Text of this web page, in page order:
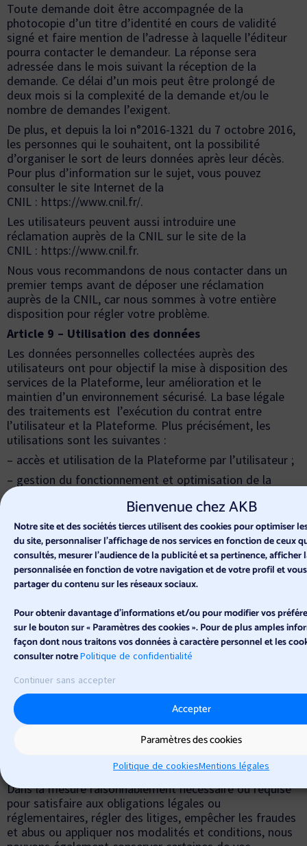
Bienvenue chez AKB
Notre site et des sociétés tierces utilisent des cookies pour optimiser
du site, personnaliser l’affichage de nos services en fonction de ceux
consultés, mesurer l'audience de la publicité et sa pertinence, afficher
personnalisée en fonction de votre navigation et de votre profil et
partager du contenu sur les réseaux sociaux.
Pour obtenir davantage d'informations et/ou pour modifier vos
sur le bouton sur « Paramètres des cookies ». Pour de plus amples
façon dont nous traitons vos données à caractère personnel et les
consulter notrePolitique de confidentialité
Continuer sans accepter
Accepter
Paramètres des cookies
Politique de cookiesMentions légales
Toute demande doit être accompagnée de la
photocopie d’un titre d’identité en cours de validité
signé et faire mention de l’adresse à laquelle l’éditeur
pourra contacter le demandeur. La réponse sera
adressée dans le mois suivant la réception de la
demande. Ce délai d’un mois peut être prolongé de
deux mois si la complexité de la demande et/ou le
nombre de demandes l’exigent.
De plus, et depuis la loi n°2016-1321 du 7 octobre 2016,
les personnes qui le souhaitent, ont la possibilité
d’organiser le sort de leurs données après leur décès.
Pour plus d’information sur le sujet, vous pouvez
consulter le site Internet de la
CNIL : https://www.cnil.fr/.
Les utilisateurs peuvent aussi introduire une
réclamation auprès de la CNIL sur le site de la
CNIL : https://www.cnil.fr.
Nous vous recommandons de nous contacter dans un
premier temps avant de déposer une réclamation
auprès de la CNIL, car nous sommes à votre entière
disposition pour régler votre problème.
Article 9 – Utilisation des données
Les données personnelles collectées auprès des
utilisateurs ont pour objectif la mise à disposition des
services de la Plateforme, leur amélioration et le
maintien d’un environnement sécurisé. La base légale
des traitements est l’exécution du contrat entre
l’utilisateur et la Plateforme. Plus précisément, les
utilisations sont les suivantes :
– accès et utilisation de la Plateforme par l’utilisateur ;
– gestion du fonctionnement et optimisation de la
Plateforme ;
– mise en œuvre d’une assistance utilisateurs ;
– vérification, identification et authentification des
données transmises par l’utilisateur ;
– personnalisation des services en affichant des
publicités en fonction de l’historique de navigation de
– prévention et détection des fraudes, malwares
(malicious softwares ou logiciels malveillants) et
gestion des incidents de sécurité ;
– gestion des éventuels litiges avec les utilisateurs ;
– envoi d’informations commerciales et publicitaires, en
fonction des préférences de l’utilisateur ;
Article 10 – Politique de conservation des données
La Plateforme conserve vos données pour la durée
Dans la mesure raisonnablement nécessaire ou requise
pour satisfaire aux obligations légales ou
réglementaires, régler des litiges, empêcher les fraudes
et abus ou appliquer nos modalités et conditions, nous